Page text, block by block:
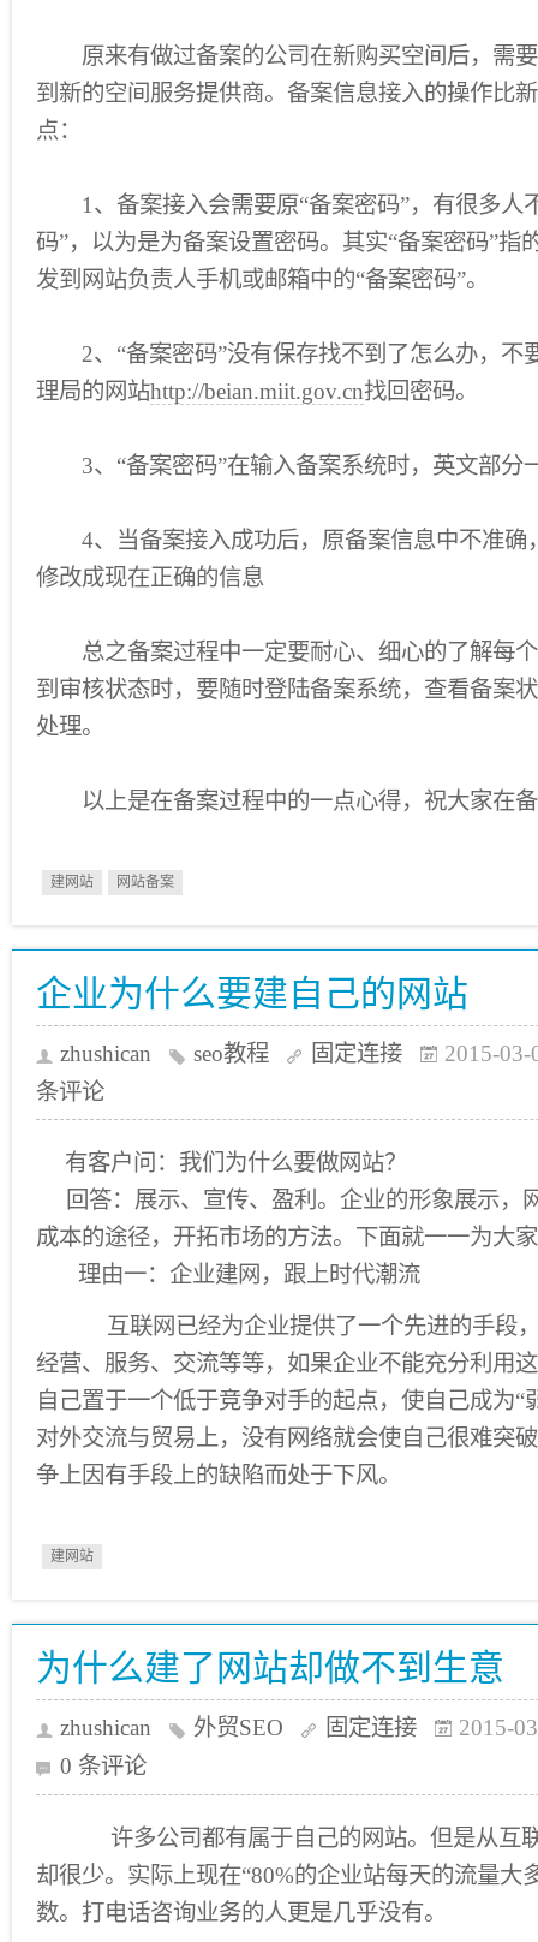
原来有做过备案的公司在新购买空间后，需要
到新的空间服务提供商。备案信息接入的操作比
点：
1、备案接入会需要原“备案密码”，有很多人
码”，以为是为备案设置密码。其实“备案密码”指
发到网站负责人手机或邮箱中的“备案密码”。
2、“备案密码”没有保存找不到了怎么办，不
理局的网站http://beian.miit.gov.cn找回密码。
3、“备案密码”在输入备案系统时，英文部分
4、当备案接入成功后，原备案信息中不准确
修改成现在正确的信息
总之备案过程中一定要耐心、细心的了解每个
到审核状态时，要随时登陆备案系统，查看备案
处理。
以上是在备案过程中的一点心得，祝大家在备
建网站 网站备案
企业为什么要建自己的网站
zhushican seo教程 固定连接
2015-03-
条评论
有客户问：我们为什么要做网站？
回答：展示、宣传、盈利。企业的形象展示，
成本的途径，开拓市场的方法。下面就一一为大
理由一：企业建网，跟上时代潮流
互联网已经为企业提供了一个先进的手段
经营、服务、交流等等，如果企业不能充分利用
自己置于一个低于竞争对手的起点，使自己成为“
对外交流与贸易上，没有网络就会使自己很难突
争上因有手段上的缺陷而处于下风。
建网站
为什么建了网站却做不到生意
zhushican 外贸SEO 固定连接
2015-
0 条评论
许多公司都有属于自己的网站。但是从互
却很少。实际上现在“80%的企业站每天的流量大
数。打电话咨询业务的人更是几乎没有。